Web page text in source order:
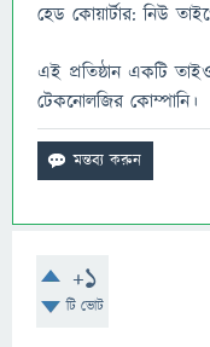
হেড কোয়ার্টার: নিউ
এই প্রতিষ্ঠান একটি
টেকনোলজির কোম্পানি।
+1
টি ভোট